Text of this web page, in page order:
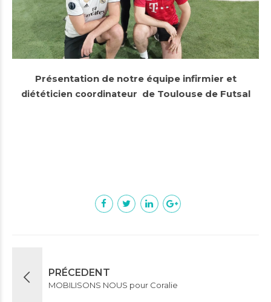
Présentation de notre équipe infirmier et
diététicien coordinateur de Toulouse de Futsal
PRÉCEDENT
MOBILISONS NOUS pour Coralie